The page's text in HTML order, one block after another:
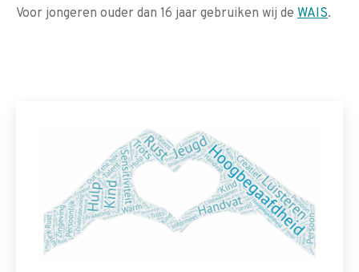
Voor jongeren ouder dan 16 jaar gebruiken wij de WAIS.